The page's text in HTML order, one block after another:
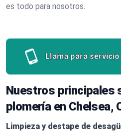
es todo para nosotros.
Llama para
Nuestros principales
plomería en Chelsea,
Limpieza y destape de